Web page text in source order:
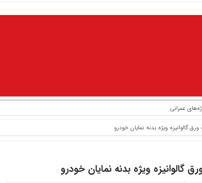
عمرانی
گالوانیزه ویژه بدنه نمایان خودرو
گالوانیزه ویژه بدنه نمایان خودرو